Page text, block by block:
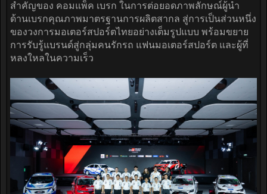
สำคัญของ คอมแพ็ค เบรก ในการต่อยอดภาพลักษณ์ผู้นำ
ด้านเบรกคุณภาพมาตรฐานการผลิตสากล สู่การเป็นส่วนหนึ่ง
ของวงการมอเตอร์สปอร์ตไทยอย่างเต็มรูปแบบ พร้อมขยาย
การรับรู้แบรนด์สู่กลุ่มคนรักรถ แฟนมอเตอร์สปอร์ต และผู้ที่
หลงใหลในความเร็ว